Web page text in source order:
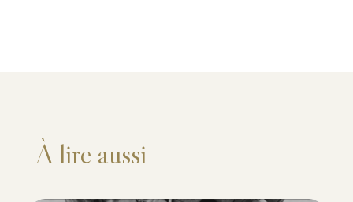
À lire aussi